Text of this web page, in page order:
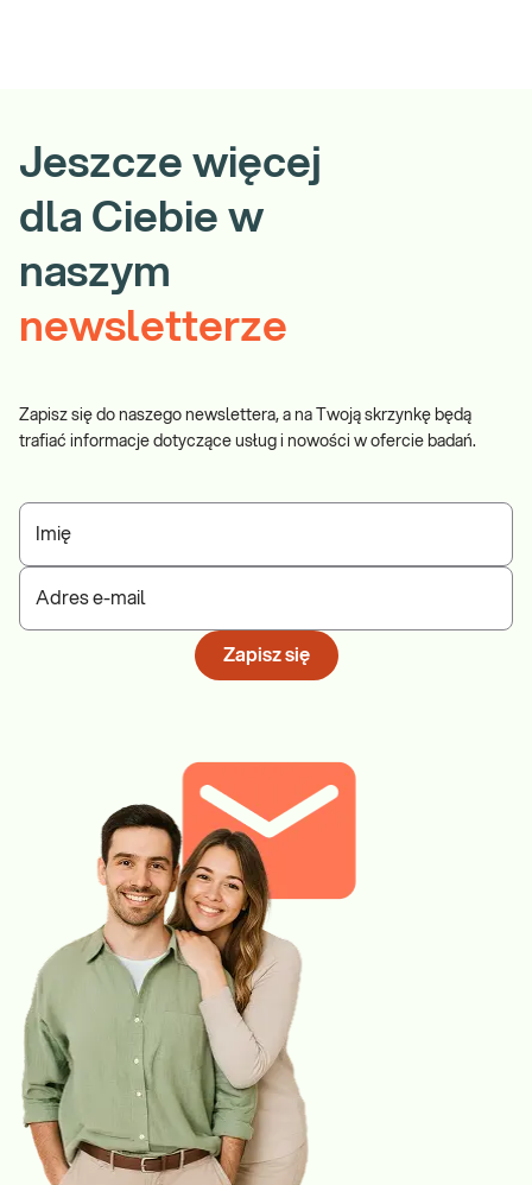
Jeszcze więcej
dla Ciebie w
naszym
newsletterze
Zapisz się do naszego newslettera, a na Twoją skrzynkę będą
trafiać informacje dotyczące usług i nowości w ofercie badań.
Imię
Adres e-mail
Zapisz się